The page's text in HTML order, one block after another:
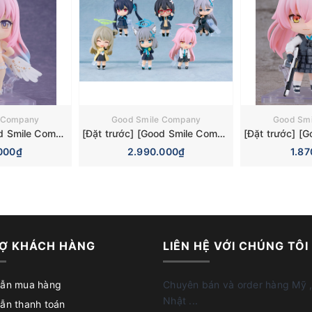
[Đặt trước] [Good Smile Company] Mô hình nhân vật Blue Archive Nendoroid 3084 Mika Misono Swimsuit Basic Figure (Bonus)
Good Smile Company
[Đặt trước] [Good Smile Company] Mô hình nhân vật Blue Archive Nendoroid Surprise 6 Pieces Box Figure
2.990.000₫
Good
KHÁCH HÀNG
mua hàng
thanh toán
LIÊN HỆ VỚI CHÚNG TÔI
Chuyên bán và order hàng Mỹ
Nhật ...